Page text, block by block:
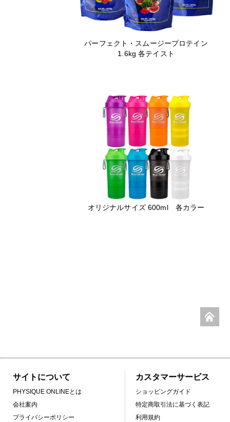
パーフェクト・スムージープロテイン
1.6kg 各テイスト
オリジナルサイズ 600ml 各カラー
サイトについて
PHYSIQUE ONLINEとは
会社案内
プライバシーポリシー
カスタマーサービス
ショッピングガイド
特定商取引法に基づく表記
利用規約